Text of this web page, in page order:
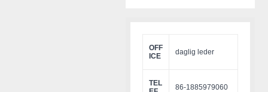
OFF
ICE
daglig leder
TEL
86-1885979060